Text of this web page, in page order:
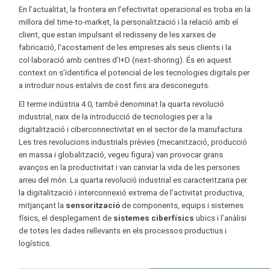
En l’actualitat, la frontera en l’efectivitat operacional es troba en la
millora del time-to-market, la personalització i la relació amb el
client, que estan impulsant el redisseny de les xarxes de
fabricació, l’acostament de les empreses als seus clients i la
col·laboració amb centres d’I+D (next-shoring). És en aquest
context on s’identifica el potencial de les tecnologies digitals per
a introduir nous estalvis de cost fins ara desconeguts.
El terme indústria 4.0, també denominat la quarta revolució
industrial, naix de la introducció de tecnologies per a la
digitalització i ciberconnectivitat en el sector de la manufactura.
Les tres revolucions industrials prèvies (mecanització, producció
en massa i globalització, vegeu figura) van provocar grans
avanços en la productivitat i van canviar la vida de les persones
arreu del món. La quarta revolució industrial es caracteritzaria per
la digitalització i interconnexió extrema de l’activitat productiva,
mitjançant la sensorització de components, equips i sistemes
físics, el desplegament de sistemes ciberfísics ubics i l’anàlisi
de totes les dades rellevants en els processos productius i
logístics.